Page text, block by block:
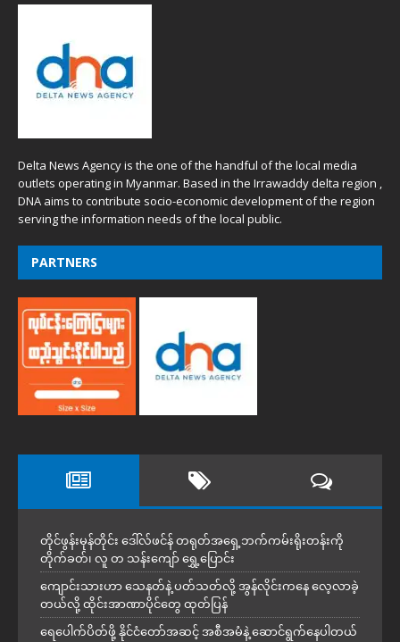
Delta News Agency is the one of the handful of the local media
outlets operating in Myanmar. Based in the Irrawaddy delta region ,
DNA aims to contribute socio-economic development of the region
serving the information needs of the local public.
PARTNERS
တိုင်ဖွန်းမုန်တိုင်း ဒေါ်လ်ဖင်န် တရုတ်အရှေ့ဘက်ကမ်းရိုးတန်းကို
တိုက်ခတ်၊ လူ တ သန်းကျော် ရွှေ့ပြောင်း
ကျောင်းသားဟာ သေနတ်နဲ့ ပတ်သတ်လို့ အွန်လိုင်းကနေ လေ့လာခဲ့
တယ်လို့ ထိုင်းအာဏာပိုင်တွေ ထုတ်ပြန်
ရေပေါက်ပိတ်ဖို့ နိုင်ငံတော်အဆင့် အစီအမံနဲ့ ဆောင်ရွက်နေပါတယ်